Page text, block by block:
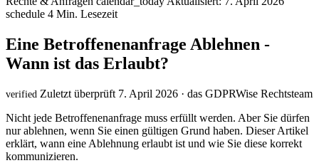
schedule 4 Min. Lesezeit
Eine Betroffenenanfrage Ablehnen -
Wann ist das Erlaubt?
verified Zuletzt überprüft 7. April 2026 · das GDPRWise Rechtsteam
Nicht jede Betroffenenanfrage muss erfüllt werden. Aber Sie dürfen
nur ablehnen, wenn Sie einen gültigen Grund haben. Dieser Artikel
erklärt, wann eine Ablehnung erlaubt ist und wie Sie diese korrekt
kommunizieren.